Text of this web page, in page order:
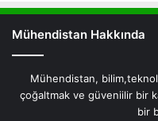
Mühendistan Hakkında
Mühendistan,
çoğaltmak ve güveniilir bir
bir